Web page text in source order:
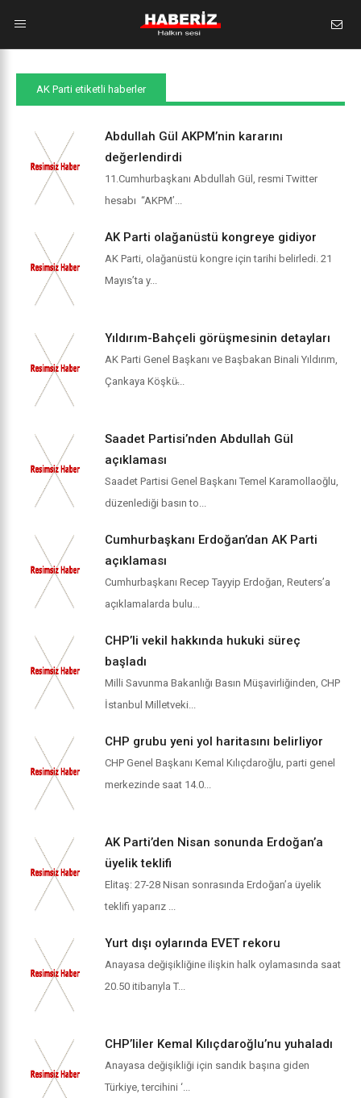
AK Parti etiketli haberler
Abdullah Gül AKPM’nin kararını
değerlendirdi
11.Cumhurbaşkanı Abdullah Gül, resmi Twitter
hesabı “AKPM’...
AK Parti olağanüstü kongreye gidiyor
AK Parti, olağanüstü kongre için tarihi belirledi. 21
Mayıs’ta y...
Yıldırım-Bahçeli görüşmesinin detayları
AK Parti Genel Başkanı ve Başbakan Binali Yıldırım,
Çankaya Köşkü̵...
Saadet Partisi’nden Abdullah Gül
açıklaması
Saadet Partisi Genel Başkanı Temel Karamollaoğlu,
düzenlediği basın to...
Cumhurbaşkanı Erdoğan’dan AK Parti
açıklaması
Cumhurbaşkanı Recep Tayyip Erdoğan, Reuters’a
açıklamalarda bulu...
CHP’li vekil hakkında hukuki süreç
başladı
Milli Savunma Bakanlığı Basın Müşavirliğinden, CHP
İstanbul Milletveki...
CHP grubu yeni yol haritasını belirliyor
CHP Genel Başkanı Kemal Kılıçdaroğlu, parti genel
merkezinde saat 14.0...
AK Parti’den Nisan sonunda Erdoğan’a
üyelik teklifi
Elitaş: 27-28 Nisan sonrasında Erdoğan’a üyelik
teklifi yaparız ...
Yurt dışı oylarında EVET rekoru
Anayasa değişikliğine ilişkin halk oylamasında saat
20.50 itibarıyla T...
CHP’liler Kemal Kılıçdaroğlu’nu yuhaladı
Anayasa değişikliği için sandık başına giden
Türkiye, tercihini ‘...